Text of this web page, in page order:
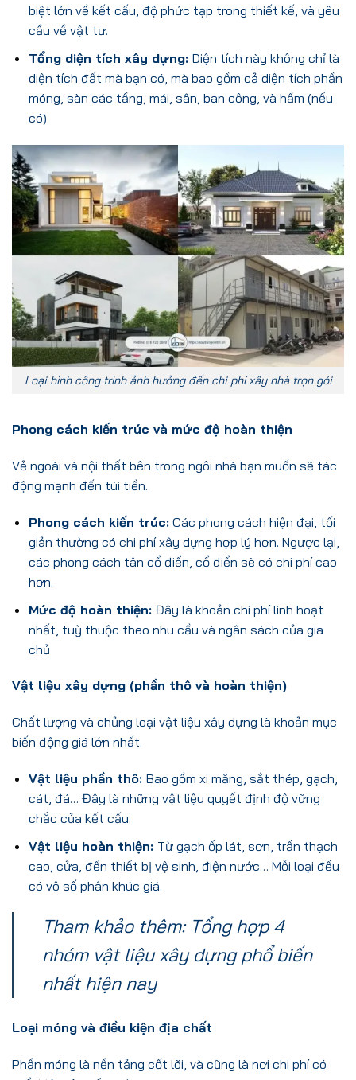
biệt lớn về kết cấu, độ phức tạp trong thiết kế, và yêu
cầu về vật tư.
Tổng diện tích xây dựng: Diện tích này không chỉ là
diện tích đất mà bạn có, mà bao gồm cả diện tích phần
móng, sàn các tầng, mái, sân, ban công, và hầm (nếu
có)
Loại hình công trình ảnh hưởng đến chi phí xây nhà trọn gói
Phong cách kiến trúc và mức độ hoàn thiện
Vẻ ngoài và nội thất bên trong ngôi nhà bạn muốn sẽ tác
động mạnh đến túi tiền.
Phong cách kiến trúc:Các phong cách hiện đại, tối
giản thường có chi phí xây dựng hợp lý hơn. Ngược lại,
các phong cách tân cổ điển, cổ điển sẽ có chi phí cao
hơn.
Mức độ hoàn thiện:Đây là khoản chi phí linh hoạt
nhất, tuỳ thuộc theo nhu cầu và ngân sách của gia
chủ
Vật liệu xây dựng (phần thô và hoàn thiện)
Chất lượng và chủng loại vật liệu xây dựng là khoản mục
biến động giá lớn nhất.
Vật liệu phần thô: Bao gồm xi măng, sắt thép, gạch,
cát, đá… Đây là những vật liệu quyết định độ vững
chắc của kết cấu.
Vật liệu hoàn thiện: Từ gạch ốp lát, sơn, trần thạch
cao, cửa, đến thiết bị vệ sinh, điện nước… Mỗi loại đều
có vô số phân khúc giá.
Tham khảo thêm: Tổng hợp 4
nhóm vật liệu xây dựng phổ biến
nhất hiện nay
Loại móng và điều kiện địa chất
Phần móng là nền tảng cốt lõi, và cũng là nơi chi phí có